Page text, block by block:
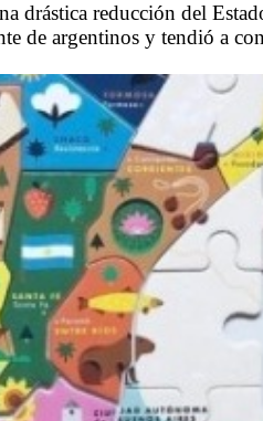
drástica reducción del
de argentinos y tendió a